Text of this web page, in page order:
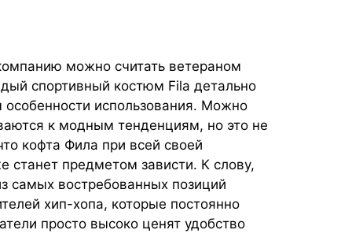
можно считать ветераном
спортивный костюм Fila детально
использования. Можно
к модным тенденциям, но это не
кофта Фила при всей своей
станет предметом зависти. К слову,
самых востребованных позиций
хип-хопа, которые постоянно
просто высоко ценят удобство